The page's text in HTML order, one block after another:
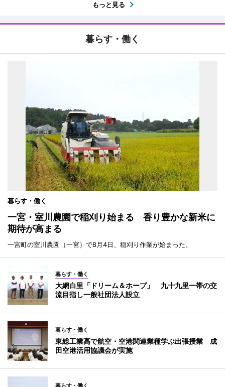
もっと見る
暮らす・働く
暮らす・働く
一宮・室川農園で稲刈り始まる 香り豊かな新米に
期待が高まる
一宮町の室川農園（一宮）で8月4日、稲刈り作業が始まった。
暮らす・働く
大網白里「ドリーム＆ホープ」 九十九里一帯の交
流目指し一般社団法人設立
暮らす・働く
東総工業高で航空・空港関連業種学ぶ出張授業 成
田空港活用協議会が実施
暮らす・働く